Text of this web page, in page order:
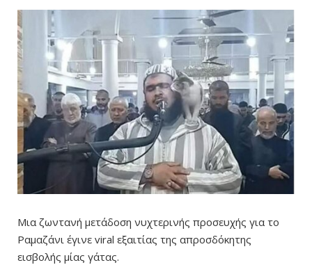
Μια ζωντανή μετάδοση νυχτερινής προσευχής για το
Ραμαζάνι έγινε viral εξαιτίας της απροσδόκητης
εισβολής μίας γάτας.